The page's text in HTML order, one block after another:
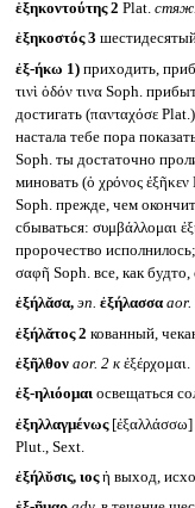
ἑξηκοντούτης 2 Plat.
ἑξηκοστός 3
ἐξ-ήκω 1)приходить,
τινὶ ὁδόν τινα Soph.
достигать (πανταχόσε
настала тебе пора
Soph. ты достаточно
миновать (ὁ χρόνος ἐξῆκεν
Soph. прежде, чем
сбываться: συμβάλλομαι
пророчество исполнилось;
σαφῆ Soph. все, как будто,
ἐξήλᾰσα, эп. ἐξήλασσα aor.
ἐξήλᾰτος 2 кованный,
ἐξῆλθον aor. 2 кἐξέρχομαι.
ἐξ-ηλιόομαι освещаться
ἐξηλλαγμένως
Plut., Sext.
ἐξήλῠσις, ιοςἡ выход,